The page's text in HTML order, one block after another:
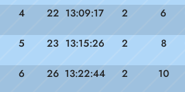
4 22 13:09:17 2 6
5 23 13:15:26 2 8
6 26 13:22:44 2 10